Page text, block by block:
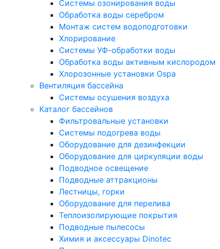
Системы озонирования воды
Обработка воды серебром
Монтаж систем водоподготовки
Хлорирование
Системы УФ-обработки воды
Обработка воды активным кислородом
Хлорозонные установки Ospa
Вентиляция бассейна
Системы осушения воздуха
Каталог бассейнов
Фильтровальные установки
Системы подогрева воды
Оборудование для дезинфекции
Оборудование для циркуляции воды
Подводное освещение
Подводные аттракционы
Лестницы, горки
Оборудование для перелива
Теплоизолирующие покрытия
Подводные пылесосы
Химия и аксессуары Dinotec